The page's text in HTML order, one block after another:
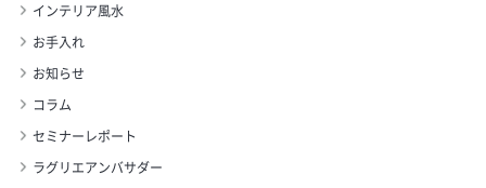
インテリア風水
お手入れ
お知らせ
コラム
セミナーレポート
ラグリエアンバサダー